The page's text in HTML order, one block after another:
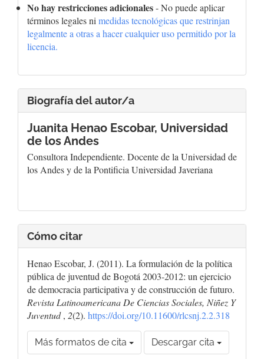
No hay restricciones adicionales- No puede aplicar
términos legales ni medidas tecnológicas que restrinjan
legalmente a otras a hacer cualquier uso permitido por la
licencia.
Biografía del autor/a
Juanita Henao Escobar, Universidad
de los Andes
Consultora Independiente. Docente de la Universidad de
los Andes y de la Pontificia Universidad Javeriana
Cómo citar
Henao Escobar, J. (2011). La formulación de la política
pública de juventud de Bogotá 2003-2012: un ejercicio
de democracia participativa y de construcción de futuro.
Revista Latinoamericana De Ciencias Sociales, Niñez Y
Juventud, 2(2). https://doi.org/10.11600/rlcsnj.2.2.318
Más formatos de cita Descargar cita